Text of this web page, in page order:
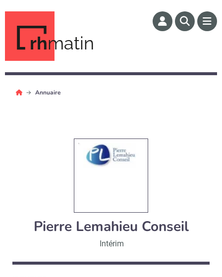
rhmatin
Annuaire
Pierre Lemahieu Conseil
Intérim